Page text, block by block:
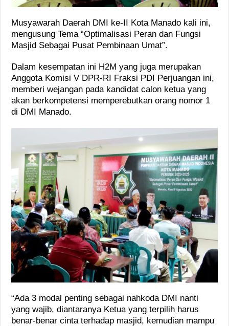
Musyawarah Daerah DMI ke-II Kota Manado kali ini,
mengusung Tema “Optimalisasi Peran dan Fungsi
Masjid Sebagai Pusat Pembinaan Umat”.
Dalam kesempatan ini H2M yang juga merupakan
Anggota Komisi V DPR-RI Fraksi PDI Perjuangan ini,
memberi wejangan pada kandidat calon ketua yang
akan berkompetensi memperebutkan orang nomor 1
di DMI Manado.
“Ada 3 modal penting sebagai nahkoda DMI nanti
yang wajib, diantaranya Ketua yang terpilih harus
benar-benar cinta terhadap masjid, kemudian mampu